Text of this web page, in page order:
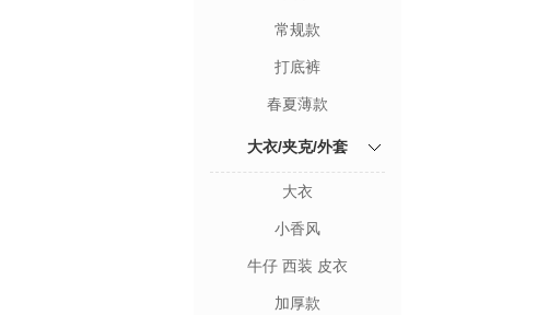
常规款
打底裤
春夏薄款
大衣/夹克/外套
大衣
小香风
牛仔 西装 皮衣
加厚款